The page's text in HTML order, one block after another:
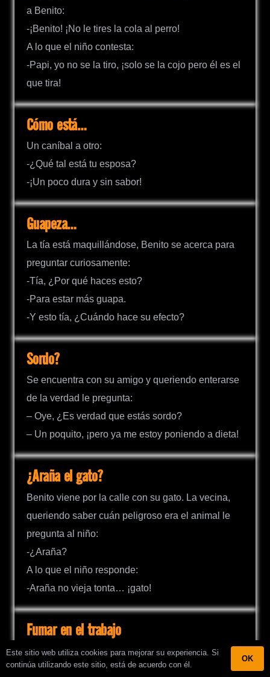
a Benito:
-¡Benito! ¡No le tires la cola al perro!
A lo que el niño contesta:
-Papi, yo no se la tiro, ¡solo se la cojo pero él es el
que tira!
Cómo está…
Un caníbal a otro:
-¿Qué tal está tu esposa?
-¡Un poco dura y sin sabor!
Guapeza…
La tía está maquillándose, Benito se acerca para
preguntar curiosamente:
-Tía, ¿Por qué haces esto?
-Para estar más guapa.
-Y esto tía, ¿Cuándo hace su efecto?
Sordo?
Se encuentra con su amigo y queriendo enterarse
de la verdad le pregunta:
– Oye, ¿Es verdad que estás sordo?
– Un poquito, ¡pero ya me estoy poniendo a dieta!
¿Araña el gato?
Benito viene por la calle con su gato. La vecina,
queriendo saber cuán peligroso era el animal le
pregunta al niño:
-¿Araña?
A lo que el niño responde:
-Araña no vieja tonta… ¡gato!
Fumar en el trabajo
El enojado jefe le grita a un empleado:
-¡Bermúdez! ¿No sabe que está prohibido fumar
Este sitio web utiliza cookies para mejorar su experiencia. Si
continúa utilizando este sitio, está de acuerdo con él.
OK